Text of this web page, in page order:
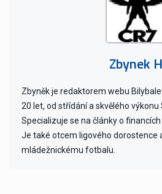
Zbynek
Zbyněk je redaktorem webu
20 let, od střídání a skvělého výkonu
Specializuje se na články o financích
Je také otcem ligového dorostence
mládežnickému fotbalu.